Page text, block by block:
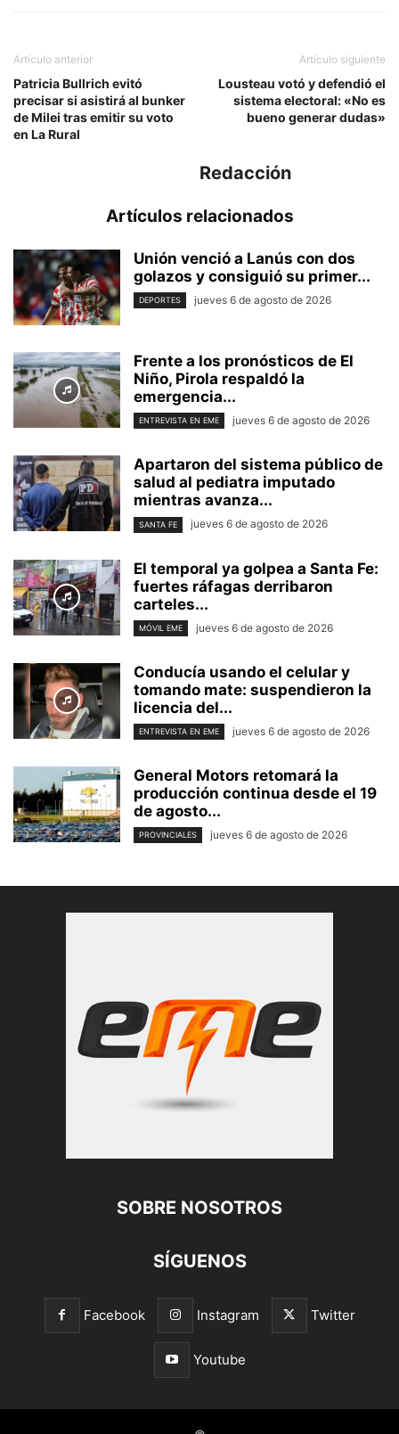
Artículo anterior
Patricia Bullrich evitó
precisar si asistirá al bunker
de Milei tras emitir su voto
en La Rural
Artículo siguiente
Lousteau votó y defendió el
sistema electoral: «No es
bueno generar dudas»
Redacción
Artículos relacionados
Unión venció a Lanús con dos
golazos y consiguió su primer...
DEPORTES jueves 6 de agosto de 2026
Frente a los pronósticos de El
Niño, Pirola respaldó la
emergencia...
ENTREVISTA EN EME jueves 6 de agosto de 2026
Apartaron del sistema público de
salud al pediatra imputado
mientras avanza...
SANTA FE jueves 6 de agosto de 2026
El temporal ya golpea a Santa Fe:
fuertes ráfagas derribaron
carteles...
MÓVIL EME jueves 6 de agosto de 2026
Conducía usando el celular y
tomando mate: suspendieron la
licencia del...
ENTREVISTA EN EME jueves 6 de agosto de 2026
General Motors retomará la
producción continua desde el 19
de agosto...
PROVINCIALES jueves 6 de agosto de 2026
SOBRE NOSOTROS
SÍGUENOS
Facebook Instagram Twitter
Youtube